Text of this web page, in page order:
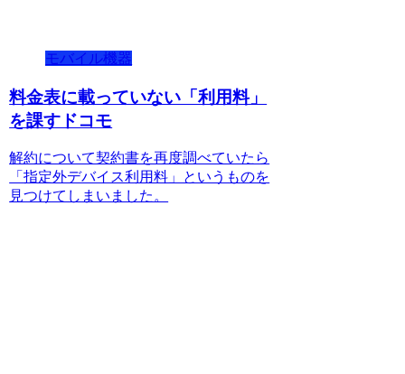
モバイル機器
料金表に載っていない「利用料」
を課すドコモ
解約について契約書を再度調べていたら
「指定外デバイス利用料」というものを
見つけてしまいました。